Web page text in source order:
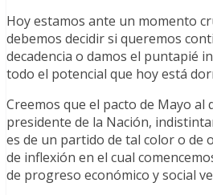
Hoy estamos ante un momento
debemos decidir si queremos
decadencia o damos el puntapié
todo el potencial que hoy está
Creemos que el pacto de Mayo al
presidente de la Nación,
es de un partido de tal color o de
de inflexión en el cual
de progreso económico y social